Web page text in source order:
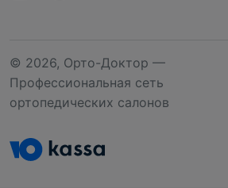
© 2026, Орто-Доктор —
Профессиональная сеть
ортопедических салонов